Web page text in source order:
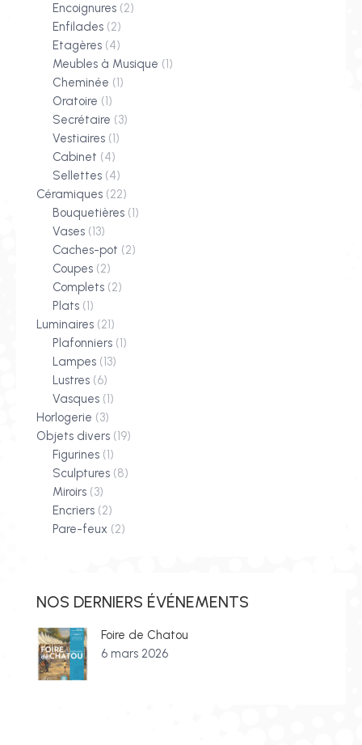
Encoignures (2)
Enfilades (2)
Etagères (4)
Meubles à Musique (1)
Cheminée (1)
Oratoire (1)
Secrétaire (3)
Vestiaires (1)
Cabinet (4)
Sellettes (4)
Céramiques (22)
Bouquetières (1)
Vases (13)
Caches-pot (2)
Coupes (2)
Complets (2)
Plats (1)
Luminaires (21)
Plafonniers (1)
Lampes (13)
Lustres (6)
Vasques (1)
Horlogerie (3)
Objets divers (19)
Figurines (1)
Sculptures (8)
Miroirs (3)
Encriers (2)
Pare-feux (2)
NOS DERNIERS ÉVÉNEMENTS
Foire de Chatou
6 mars 2026